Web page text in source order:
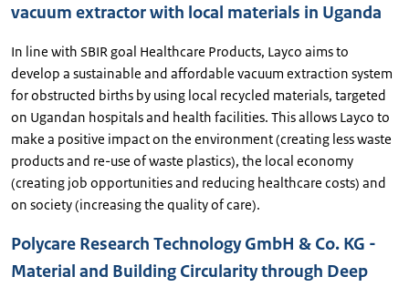
vacuum extractor with local materials in Uganda
In line with SBIR goal Healthcare Products, Layco aims to
develop a sustainable and affordable vacuum extraction system
for obstructed births by using local recycled materials, targeted
on Ugandan hospitals and health facilities. This allows Layco to
make a positive impact on the environment (creating less waste
products and re-use of waste plastics), the local economy
(creating job opportunities and reducing healthcare costs) and
on society (increasing the quality of care).
Polycare Research Technology GmbH & Co. KG -
Material and Building Circularity through Deep